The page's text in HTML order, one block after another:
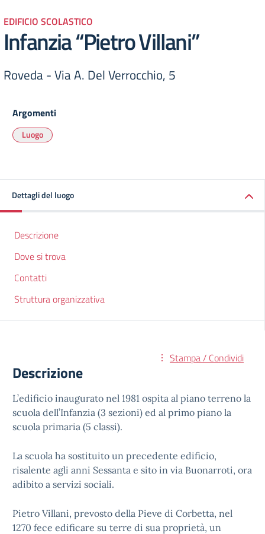
EDIFICIO SCOLASTICO
Infanzia “Pietro Villani”
Roveda - Via A. Del Verrocchio, 5
Argomenti
Luogo
Dettagli del luogo
Descrizione
Dove si trova
Contatti
Struttura organizzativa
Stampa / Condividi
Descrizione
L’edificio inaugurato nel 1981 ospita al piano terreno la
scuola dell’Infanzia (3 sezioni) ed al primo piano la
scuola primaria (5 classi).
La scuola ha sostituito un precedente edificio,
risalente agli anni Sessanta e sito in via Buonarroti, ora
adibito a servizi sociali.
Pietro Villani, prevosto della Pieve di Corbetta, nel
1270 fece edificare su terre di sua proprietà, un